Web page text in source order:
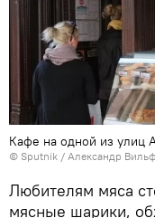
Кафе на одной из улиц
© Sputnik / Александр Вильф
Любителям мяса
мясные шарики,